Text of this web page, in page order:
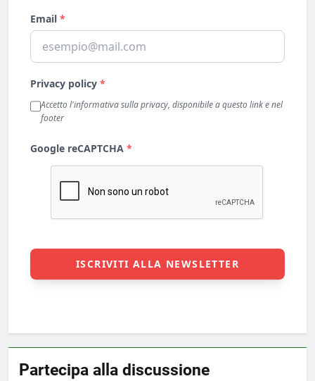
Partecipa alla discussione